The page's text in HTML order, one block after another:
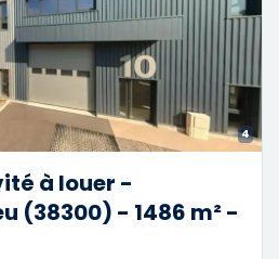
4
à louer -
(38300) - 1486 m² -